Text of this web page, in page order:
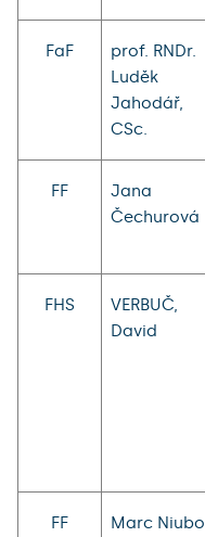
FaF
prof. RNDr.
Luděk
Jahodář,
CSc.
FF
Jana
Čechurová
FHS
VERBUČ,
David
FF Marc Niubo